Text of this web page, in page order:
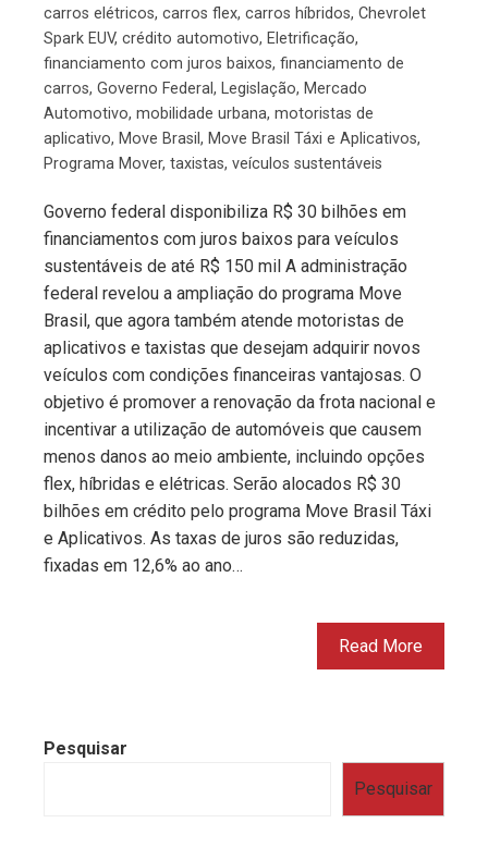
carros elétricos, carros flex, carros híbridos, Chevrolet
Spark EUV, crédito automotivo, Eletrificação,
financiamento com juros baixos, financiamento de
carros, Governo Federal, Legislação, Mercado
Automotivo, mobilidade urbana, motoristas de
aplicativo, Move Brasil , Move Brasil Táxi e Aplicativos,
Programa Mover, taxistas, veículos sustentáveis
Governo federal disponibiliza R$ 30 bilhões em
financiamentos com juros baixos para veículos
sustentáveis de até R$ 150 mil A administração
federal revelou a ampliação do programa Move
Brasil, que agora também atende motoristas de
aplicativos e taxistas que desejam adquirir novos
veículos com condições financeiras vantajosas. O
objetivo é promover a renovação da frota nacional e
incentivar a utilização de automóveis que causem
menos danos ao meio ambiente, incluindo opções
flex, híbridas e elétricas. Serão alocados R$ 30
bilhões em crédito pelo programa Move Brasil Táxi
e Aplicativos. As taxas de juros são reduzidas,
fixadas em 12,6% ao ano…
Read More
Pesquisar
Pesquisar